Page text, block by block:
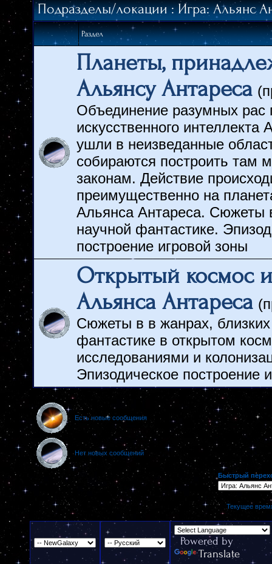
Подразделы/локации: Игра: Альянс
Раздел
Планеты,
Альянсу Антареса
Объединение разумных рас
искусственного интеллекта
ушли в неизведанные
собираются построить там
законам. Действие
преимущественно на
Альянса Антареса. Сюжеты
научной фантастике.
построение игровой зоны
Открытый космос
Альянса Антареса
Сюжеты в в жанрах, близких
фантастике в открытом
исследованиями и
Эпизодическое построение
Есть новые сообщения
Нет новых сообщений
Быстрый
Текущее
Powered by
Translate